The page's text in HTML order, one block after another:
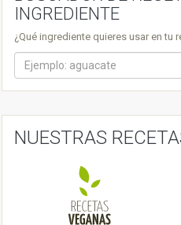
v
INGREDIENTE
¿Qué ingrediente quieres usar en tu
NUESTRAS